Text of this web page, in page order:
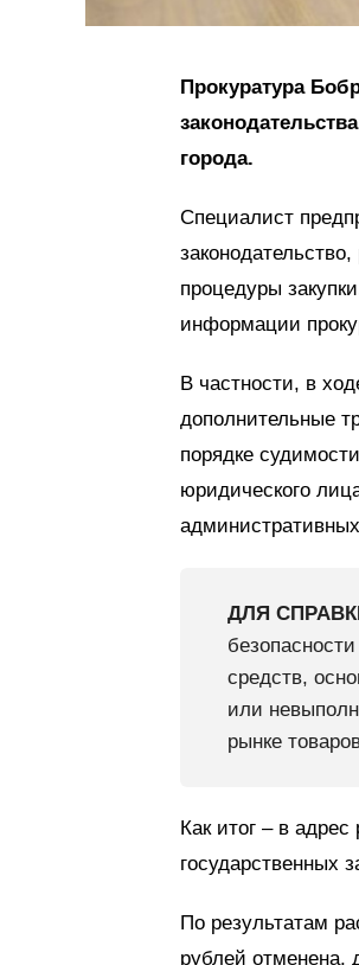
Прокуратура
города.
Специалист
процедуры
информации
В частности, в
дополнительные
порядке
юридического
ДЛЯ
средств,
или
рынке
Как итог – в
государственных
По результатам
рублей отменена,